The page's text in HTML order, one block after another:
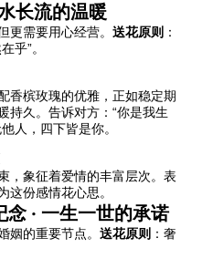
长流的温暖
更需要用心经营。 送花原则 ：
乎”。
香槟玫瑰的优雅，正如稳定期
久。告诉对方：“你是我生
他人，四下皆是你。
，象征着爱情的丰富层次。表
这份感情花心思。
· 一生一世的承诺
姻的重要节点。 送花原则 ：奢